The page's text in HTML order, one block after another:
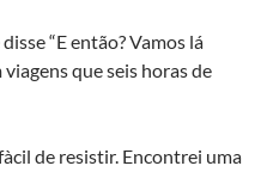
“E então? Vamos lá
que seis horas de
de resistir. Encontrei uma